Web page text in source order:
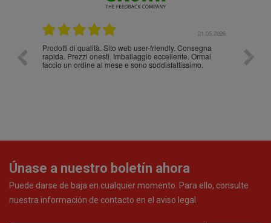
21.05.2026
Prodotti di qualità. Sito web user-friendly. Consegna
rapida. Prezzi onesti. Imballaggio eccellente. Ormai
faccio un ordine al mese e sono soddisfattissimo.
10/10
Únase a nuestro boletín ahora
Puede darse de baja en cualquier momento. Para ello, consulte
nuestra información de contacto en el aviso legal.